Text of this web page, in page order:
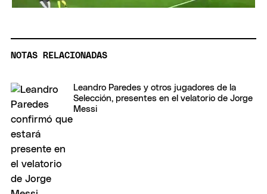
NOTAS RELACIONADAS
Leandro Paredes y otros jugadores de la
Selección, presentes en el velatorio de Jorge
Messi